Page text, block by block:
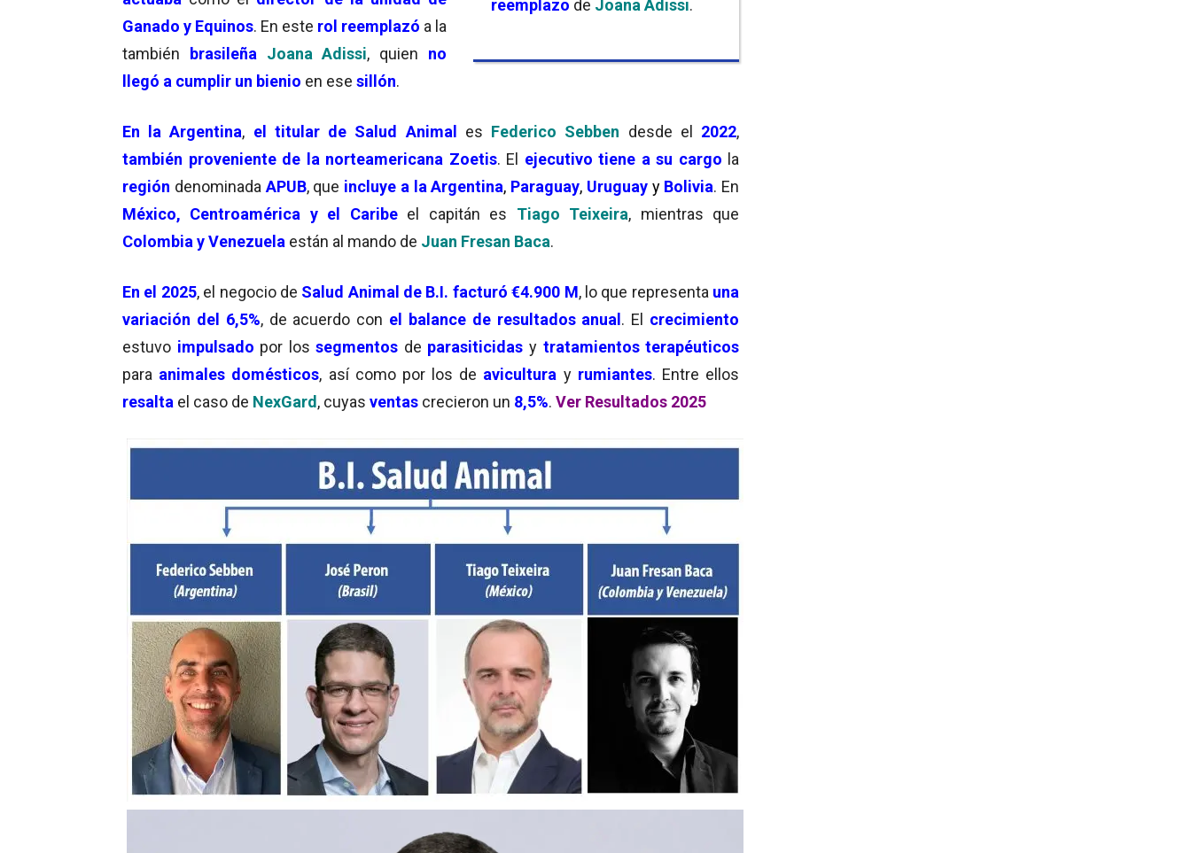
reemplazo de Joana Adissi.
Ganado y Equinos. En este rol reemplazó a la
también brasileña Joana Adissi, quien no
llegó a cumplir un bienio en ese sillón.
En la Argentina, el titular de Salud Animal es Federico Sebben desde el 2022,
también proveniente de la norteamericana Zoetis. El ejecutivo tiene a su cargo la
región denominada APUB, que incluye a la Argentina, Paraguay, Uruguay y Bolivia. En
México, Centroamérica y el Caribeel capitán es Tiago Teixeira, mientras que
Colombia y Venezuela están al mando de Juan Fresan Baca.
En el 2025, el negocio de Salud Animal de B.I. facturó €4.900 M, lo que representa una
variación del 6,5%, de acuerdo con el balance de resultados anual. El crecimiento
estuvo impulsado por lossegmentos de parasiticidas y tratamientos terapéuticos
para animales domésticos, así como por los de avicultura y rumiantes. Entre ellos
resalta el caso de NexGard, cuyas ventas crecieron un 8,5%. Ver Resultados 2025